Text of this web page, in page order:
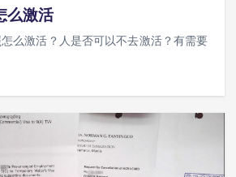
么激活
么激活？人是否可以不去激活？有需要